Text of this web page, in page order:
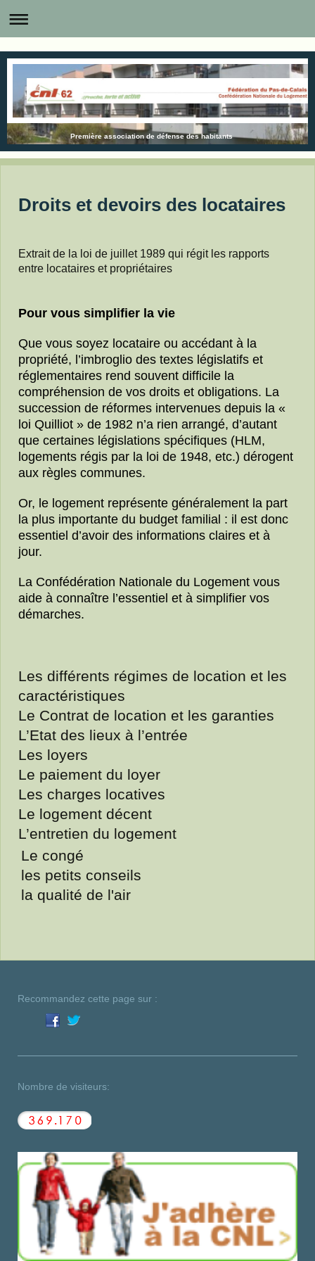
Première association de défense des habitants
Droits et devoirs des locataires
Extrait de la loi de juillet 1989 qui régit les rapports
entre locataires et propriétaires
Pour vous simplifier la vie
Que vous soyez locataire ou accédant à la
propriété, l’imbroglio des textes législatifs et
réglementaires rend souvent difficile la
compréhension de vos droits et obligations. La
succession de réformes intervenues depuis la «
loi Quilliot » de 1982 n’a rien arrangé, d’autant
que certaines législations spécifiques (HLM,
logements régis par la loi de 1948, etc.) dérogent
aux règles communes.
Or, le logement représente généralement la part
la plus importante du budget familial : il est donc
essentiel d’avoir des informations claires et à
jour.
La Confédération Nationale du Logement vous
aide à connaître l’essentiel et à simplifier vos
démarches.
Les différents régimes de location et les
caractéristiques
Le Contrat de location et les garanties
L’Etat des lieux à l’entrée
Les loyers
Le paiement du loyer
Les charges locatives
Le logement décent
L’entretien du logement
Le congé
les petits conseils
la qualité de l'air
Recommandez cette page sur :
Nombre de visiteurs: